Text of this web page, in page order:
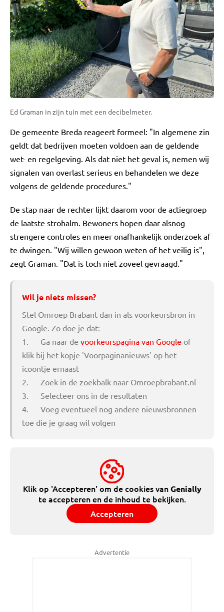
Ed Graman in zijn tuin met een decibelmeter.
De gemeente Breda reageert formeel: "In algemene zin
geldt dat bedrijven moeten voldoen aan de geldende
wet- en regelgeving. Als dat niet het geval is, nemen wij
signalen van overlast serieus en behandelen we deze
volgens de geldende procedures."
De stap naar de rechter lijkt daarom voor de actiegroep
de laatste strohalm. Bewoners hopen daar alsnog
strengere controles en meer onafhankelijk onderzoek af
te dwingen. "Wij willen gewoon weten of het veilig is",
zegt Graman. "Dat is toch niet zoveel gevraagd."
Wil je niets missen?
Stel Omroep Brabant dan in als voorkeursbron in
Google. Zo doe je dat:
1. Ga naar de voorkeurspagina van Google of
klik bij het kopje 'Voorpaginanieuws' op het
icoontje ernaast
2. Zoek in de zoekbalk naar Omroepbrabant.nl
3. Selecteer ons in de resultaten
4. Voeg eventueel nog andere nieuwsbronnen
toe die je graag wil volgen
Klik op 'Accepteren' om de cookies vanGenially
te accepteren en de inhoud te bekijken.
Accepteren
Advertentie